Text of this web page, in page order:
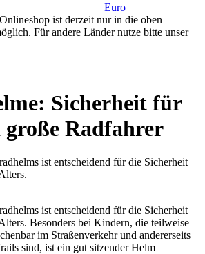
Euro
ist derzeit nur in die oben
Für andere Länder nutze bitte unser
Sicherheit für
Radfahrer
ist entscheidend für die Sicherheit
ist entscheidend für die Sicherheit
Besonders bei Kindern, die teilweise
im Straßenverkehr und andererseits
sind, ist ein gut sitzender Helm